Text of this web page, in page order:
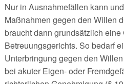
Nur in Ausnahmefällen kann
Maßnahmen gegen den Willen
braucht dann grundsätzlich
Betreuungsgerichts. So bedarf
Unterbringung gegen den
bei akuter Eigen- oder